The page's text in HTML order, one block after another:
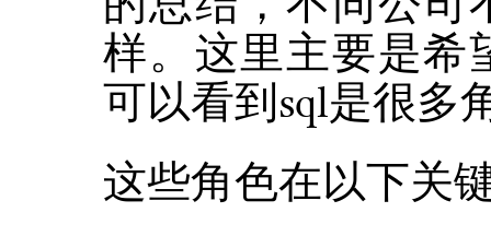
样。这里主要是希
可以看到sql是很多
这些角色在以下关